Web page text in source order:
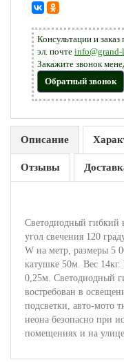
Консультации и
эл. почте
Закажите звонок
Обратный звонок
Описание
Отзывы
Светодиодный гибкий
угол свечения 120
W на метр, размеры 5
катушке 50м. Вес
0,25м. Светодиодный
востребован в
подсветки, авто-мото
неона безопасно при
помещениях и на